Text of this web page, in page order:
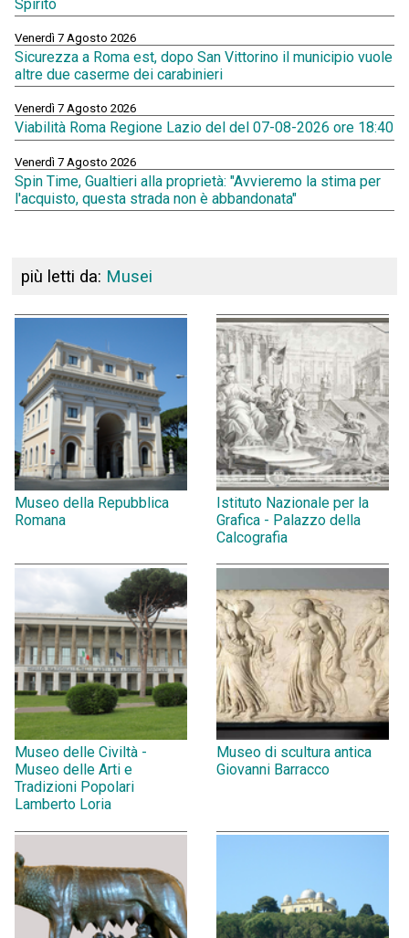
Spirito
Venerdì 7 Agosto 2026
Sicurezza a Roma est, dopo San Vittorino il municipio vuole
altre due caserme dei carabinieri
Venerdì 7 Agosto 2026
Viabilità Roma Regione Lazio del del 07-08-2026 ore 18:40
Venerdì 7 Agosto 2026
Spin Time, Gualtieri alla proprietà: "Avvieremo la stima per
l'acquisto, questa strada non è abbandonata"
più letti da: Musei
Museo della Repubblica
Romana
Istituto Nazionale per la
Grafica - Palazzo della
Calcografia
Museo delle Civiltà -
Museo delle Arti e
Tradizioni Popolari
Lamberto Loria
Museo di scultura antica
Giovanni Barracco